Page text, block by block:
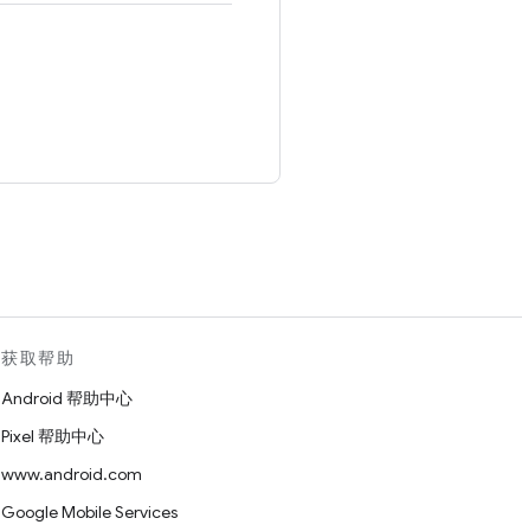
获取帮助
Android 帮助中心
Pixel 帮助中心
www.android.com
Google Mobile Services